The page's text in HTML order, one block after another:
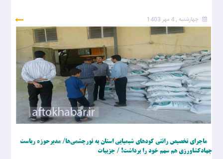
چهارشنبه , 4 مهر 1403
ماجرای تخصیص رانتی کودهای شیمیایی استان به نورچشمی‌ها/ مدیرحوزه ریاست
جهادکشاورزی هم سهم خود را برداشت! / جزییات